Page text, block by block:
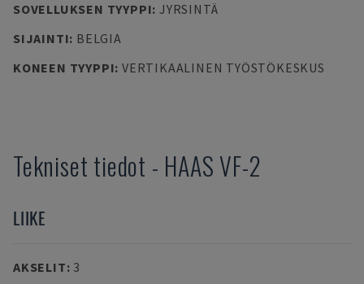
SOVELLUKSEN TYYPPI: JYRSINTÄ
SIJAINTI: BELGIA
KONEEN TYYPPI: VERTIKAALINEN TYÖSTÖKESKUS
Tekniset tiedot - HAAS VF-2
LIIKE
AKSELIT: 3